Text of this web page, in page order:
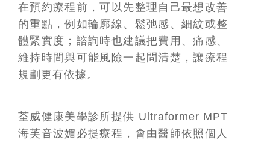
在預約療程前，可以先整理自己最想改善
的重點，例如輪廓線、鬆弛感、細紋或整
體緊實度；諮詢時也建議把費用、痛感、
維持時間與可能風險一起問清楚，讓療程
規劃更有依據。
荃威健康美學診所提供 Ultraformer MPT
海芙音波媚必提療程，會由醫師依照個人